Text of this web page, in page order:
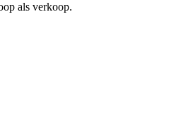
als verkoop.